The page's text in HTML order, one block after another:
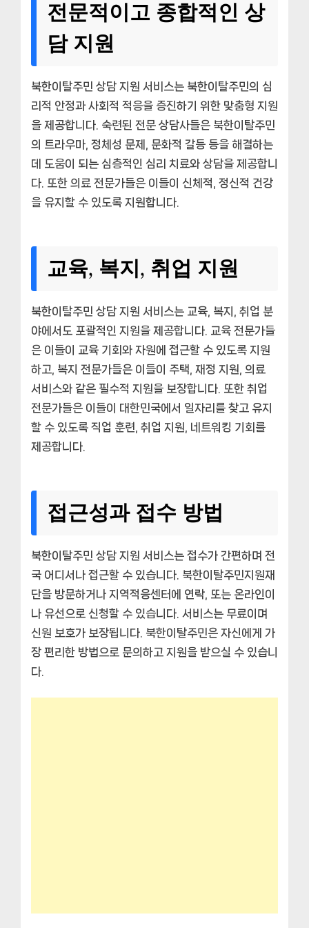
전문적이고 종합적인 상
담 지원
북한이탈주민 상담 지원 서비스는 북한이탈주민의 심
리적 안정과 사회적 적응을 증진하기 위한 맞춤형 지원
을 제공합니다. 숙련된 전문 상담사들은 북한이탈주민
의 트라우마, 정체성 문제, 문화적 갈등 등을 해결하는
데 도움이 되는 심층적인 심리 치료와 상담을 제공합니
다. 또한 의료 전문가들은 이들이 신체적, 정신적 건강
을 유지할 수 있도록 지원합니다.
교육, 복지, 취업 지원
북한이탈주민 상담 지원 서비스는 교육, 복지, 취업 분
야에서도 포괄적인 지원을 제공합니다. 교육 전문가들
은 이들이 교육 기회와 자원에 접근할 수 있도록 지원
하고, 복지 전문가들은 이들이 주택, 재정 지원, 의료
서비스와 같은 필수적 지원을 보장합니다. 또한 취업
전문가들은 이들이 대한민국에서 일자리를 찾고 유지
할 수 있도록 직업 훈련, 취업 지원, 네트워킹 기회를
제공합니다.
접근성과 접수 방법
북한이탈주민 상담 지원 서비스는 접수가 간편하며 전
국 어디서나 접근할 수 있습니다. 북한이탈주민지원재
단을 방문하거나 지역적응센터에 연락, 또는 온라인이
나 유선으로 신청할 수 있습니다. 서비스는 무료이며
신원 보호가 보장됩니다. 북한이탈주민은 자신에게 가
장 편리한 방법으로 문의하고 지원을 받으실 수 있습니
다.